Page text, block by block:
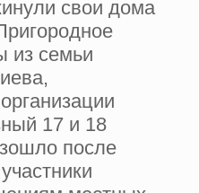
свои дома
из семьи
17 и 18
после